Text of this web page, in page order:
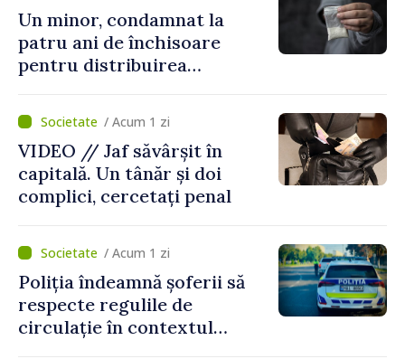
Un minor, condamnat la
patru ani de închisoare
pentru distribuirea
/ Acum 1 zi
VIDEO // Jaf săvârșit în
capitală. Un tânăr și doi
complici, cercetați penal
/ Acum 1 zi
Poliția îndeamnă șoferii să
respecte regulile de
circulație în contextul